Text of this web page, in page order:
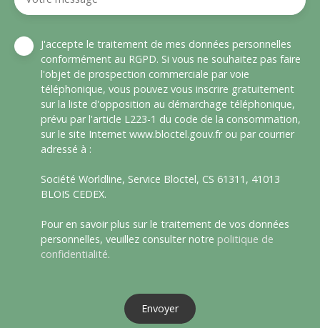
J'accepte le traitement de mes données personnelles
conformément au RGPD. Si vous ne souhaitez pas faire
l'objet de prospection commerciale par voie
téléphonique, vous pouvez vous inscrire gratuitement
sur la liste d'opposition au démarchage téléphonique,
prévu par l'article L223-1 du code de la consommation,
sur le site Internet www.bloctel.gouv.fr ou par courrier
adressé à :
Société Worldline, Service Bloctel, CS 61311, 41013
BLOIS CEDEX.
Pour en savoir plus sur le traitement de vos données
personnelles, veuillez consulter notre politique de
confidentialité.
Envoyer